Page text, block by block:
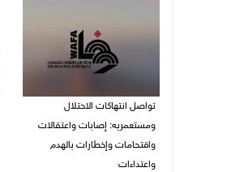
تواصل انتهاكات الاحتلال
ومستعمريه: إصابات واعتقالات
واقتحامات وإخطارات بالهدم
واعتداءات